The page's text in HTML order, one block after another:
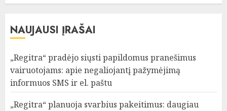
NAUJAUSI ĮRAŠAI
„Regitra“ pradėjo siųsti papildomus pranešimus
vairuotojams: apie negaliojantį pažymėjimą
informuos SMS ir el. paštu
„Regitra“ planuoja svarbius pakeitimus: daugiau